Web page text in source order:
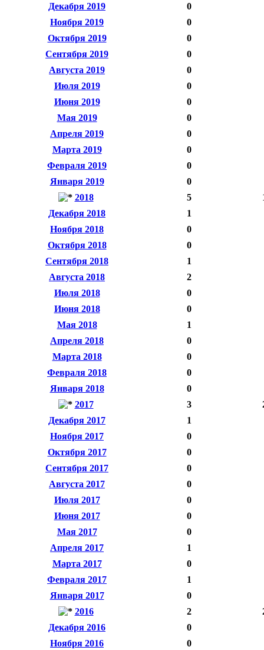
Декабря 2019
0
Ноября 2019
0
Октября 2019
0
Сентября 2019
0
Августа 2019
0
Июля 2019
0
Июня 2019
0
Мая 2019
0
Апреля 2019
0
Марта 2019
0
Февраля 2019
0
Января 2019
0
2018
5
Декабря 2018
1
Ноября 2018
0
Октября 2018
0
Сентября 2018
1
Августа 2018
2
Июля 2018
0
Июня 2018
0
Мая 2018
1
Апреля 2018
0
Марта 2018
0
Февраля 2018
0
Января 2018
0
2017
3
Декабря 2017
1
Ноября 2017
0
Октября 2017
0
Сентября 2017
0
Августа 2017
0
Июля 2017
0
Июня 2017
0
Мая 2017
0
Апреля 2017
1
Марта 2017
0
Февраля 2017
1
Января 2017
0
2016
2
Декабря 2016
0
Ноября 2016
0